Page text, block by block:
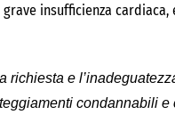
insufficienza cardiaca,
richiesta e
condannabili e